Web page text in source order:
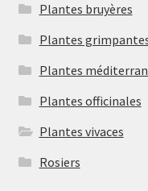
Plantes bruyères
Plantes
Plantes
Plantes officinales
Plantes vivaces
Rosiers